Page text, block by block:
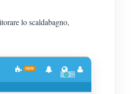
lo scaldabagno,